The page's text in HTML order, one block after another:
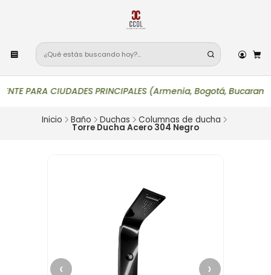
PARA CIUDADES PRINCIPALES (Armenia, Bogotá,
Inicio Baño Duchas Columnas de ducha
Torre Ducha Acero 304 Negro
‹ ›